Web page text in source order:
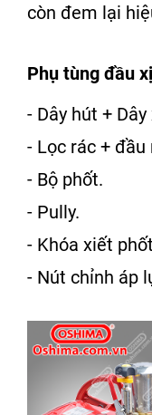
còn đem lại
Phụ tùng đầu
- Dây hút +
- Lọc rác + đầu
- Bộ phốt.
- Pully.
- Khóa xiết
- Nút chỉnh áp